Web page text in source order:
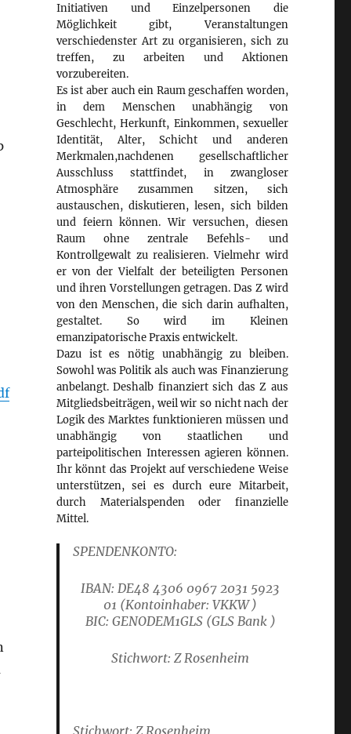
Initiativen und Einzelpersonen die
Möglichkeit gibt, Veranstaltungen
verschiedenster Art zu organisieren, sich zu
treffen, zu arbeiten und Aktionen
vorzubereiten.
Es ist aber auch ein Raum geschaffen worden,
in dem Menschen unabhängig von
Geschlecht, Herkunft, Einkommen, sexueller
Identität, Alter, Schicht und anderen
Merkmalen,nachdenen gesellschaftlicher
Ausschluss stattfindet, in zwangloser
Atmosphäre zusammen sitzen, sich
austauschen, diskutieren, lesen, sich bilden
und feiern können. Wir versuchen, diesen
Raum ohne zentrale Befehls- und
Kontrollgewalt zu realisieren. Vielmehr wird
er von der Vielfalt der beteiligten Personen
und ihren Vorstellungen getragen. Das Z wird
von den Menschen, die sich darin aufhalten,
gestaltet. So wird im Kleinen
emanzipatorische Praxis entwickelt.
Dazu ist es nötig unabhängig zu bleiben.
Sowohl was Politik als auch was Finanzierung
anbelangt. Deshalb finanziert sich das Z aus
Mitgliedsbeiträgen, weil wir so nicht nach der
Logik des Marktes funktionieren müssen und
unabhängig von staatlichen und
parteipolitischen Interessen agieren können.
Ihr könnt das Projekt auf verschiedene Weise
unterstützen, sei es durch eure Mitarbeit,
durch Materialspenden oder finanzielle
Mittel.
SPENDENKONTO:
IBAN: DE48 4306 0967 2031 5923
01 (Kontoinhaber: VKKW )
BIC: GENODEM1GLS(GLS Bank )
Stichwort: Z Rosenheim